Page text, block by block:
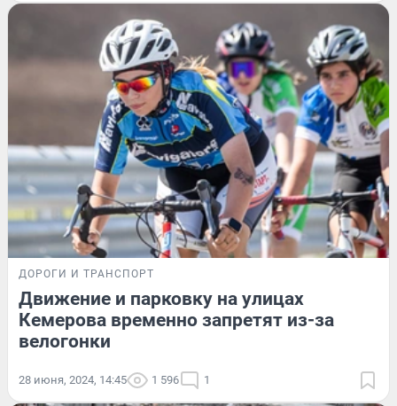
ДОРОГИ И ТРАНСПОРТ
Движение и парковку на улицах
Кемерова временно запретят из-за
велогонки
28 июня, 2024, 14:45 1 596 1